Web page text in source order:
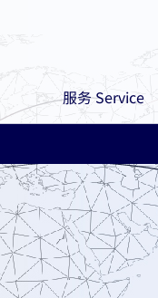
服务 Service